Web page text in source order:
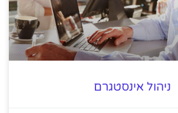
ניהול אינסטגרם